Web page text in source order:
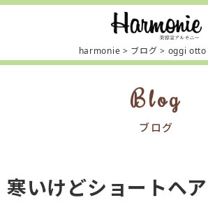
harmonie > ブログ > oggi otto
Blog
ブログ
寒いけどショートヘア